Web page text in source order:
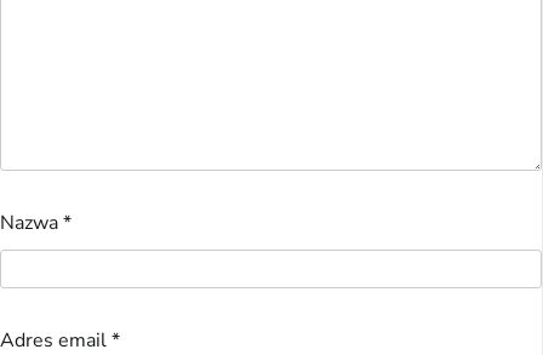
Nazwa*
Adres email*